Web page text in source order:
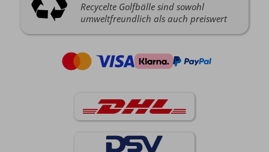
Recycelte Golfbälle sind sowohl
umweltfreundlich als auch preiswert